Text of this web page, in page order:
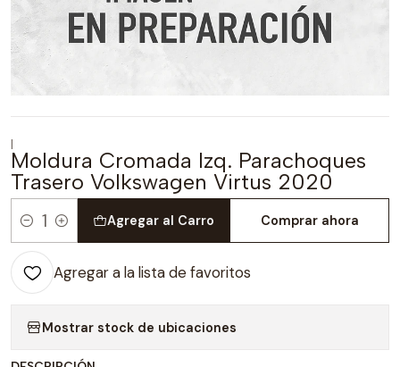
|
Moldura Cromada Izq. Parachoques
Trasero Volkswagen Virtus 2020
Cantidad
Agregar al Carro Comprar ahora
Agregar a la lista de favoritos
Mostrar stock de ubicaciones